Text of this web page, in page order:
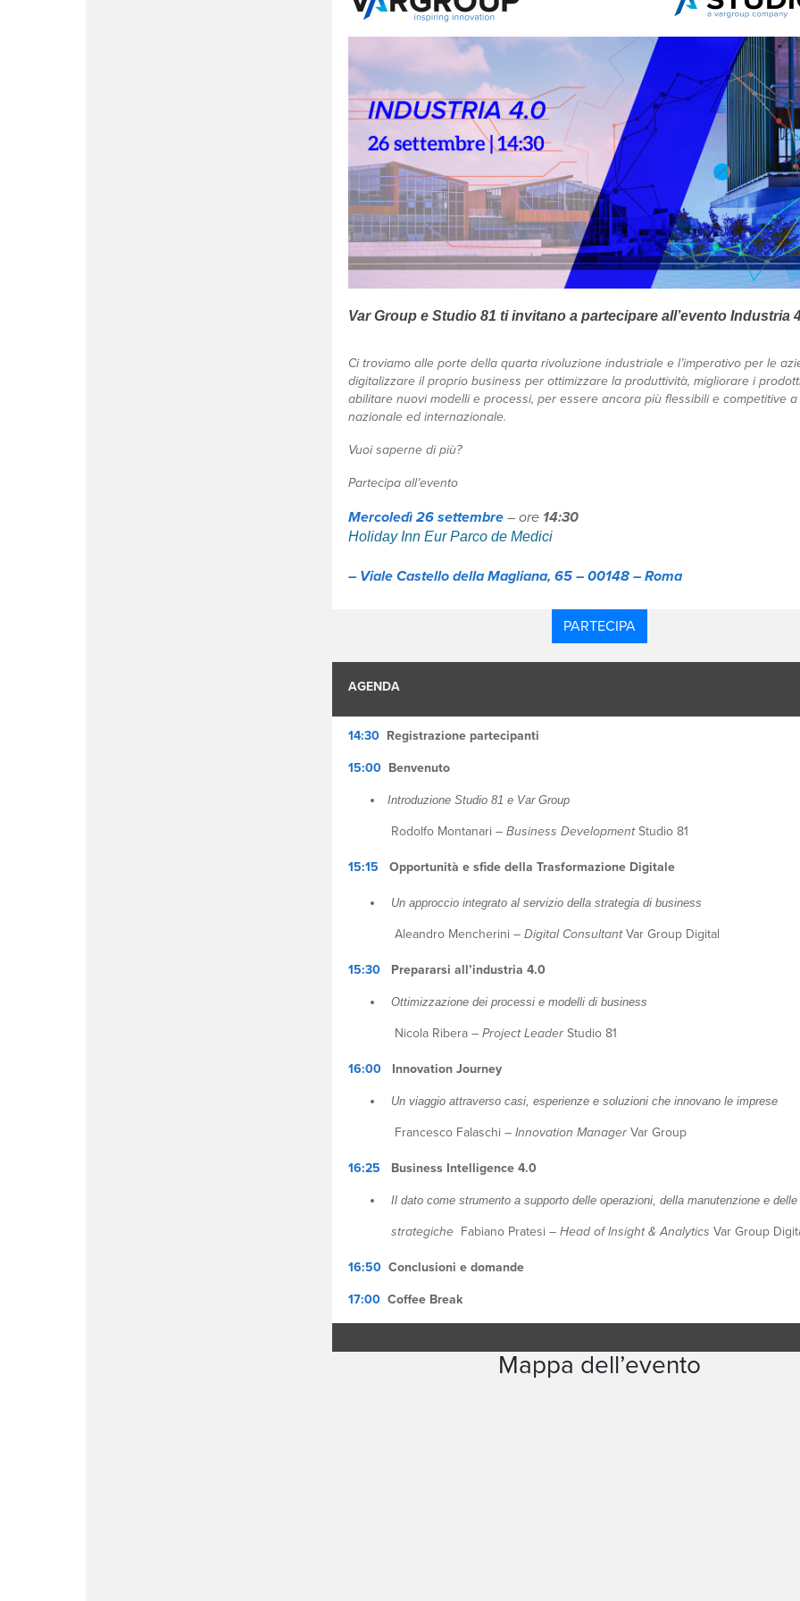
Var Group e Studio 81 ti invitano a partecipare all’evento Industria
Ci troviamo alle porte della quarta rivoluzione industriale e l’imperativo per le
digitalizzare il proprio business per ottimizzare la produttività, migliorare i
abilitare nuovi modelli e processi, per essere ancora più flessibili e competitive a
nazionale ed internazionale.
Vuoi saperne di più?
Partecipa all’evento
Mercoledì 26 settembre– ore 14:30
Holiday Inn Eur Parco de Medici
– Viale Castello della Magliana, 65 – 00148 – Roma
PARTECIPA
AGENDA
14:30 Registrazione partecipanti
15:00 Benvenuto
Introduzione Studio 81 e Var Group
Rodolfo Montanari – Business DevelopmentStudio 81
15:15 Opportunità e sfide della Trasformazione Digitale
Un approccio integrato al servizio della strategia di business
Aleandro Mencherini – Digital ConsultantVar Group Digital
15:30 Prepararsi all’industria 4.0
Ottimizzazione dei processi e modelli di business
Nicola Ribera – Project LeaderStudio 81
16:00 Innovation Journey
Un viaggio attraverso casi, esperienze e soluzioni che innovano le imprese
Francesco Falaschi – Innovation ManagerVar Group
16:25 Business Intelligence 4.0
Il dato come strumento a supporto delle operazioni, della manutenzione e
strategicheFabiano Pratesi – Head of Insight & Analytics Var Group
16:50 Conclusioni e domande
17:00 Coffee Break
Mappa dell’evento